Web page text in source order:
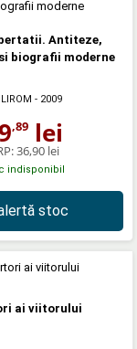
Antiteze,
biografii moderne
- 2009
,89 lei
36,90 lei
indisponibil
stoc
ai viitorului